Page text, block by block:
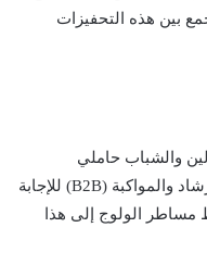
بين هذه التحفيزات
والشباب حاملي
المشاريع، حيث تم تخصيص فضاءات للإرشاد والمواكبة (B2B) للإجابة
مساطر الولوج إلى هذا